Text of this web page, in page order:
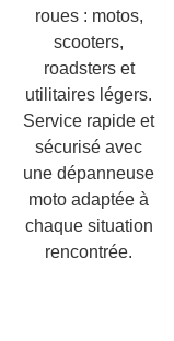
roues : motos,
scooters,
roadsters et
utilitaires légers.
Service rapide et
sécurisé avec
une dépanneuse
moto adaptée à
chaque situation
rencontrée.